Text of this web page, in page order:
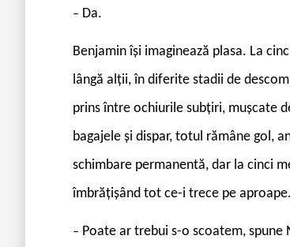
– Da.
Benjamin își imaginează plasa. La
lângă alții, în diferite stadii de
prins între ochiurile subțiri, mușcate
bagajele și dispar, totul rămâne gol,
schimbare permanentă, dar la cinci
îmbrățișând tot ce-i trece pe aproape.
– Poate ar trebui s-o scoatem, spune